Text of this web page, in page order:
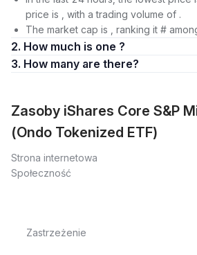
price is , with a trading volume of .
The market cap is , ranking it #
2. How much is one ?
3. How many are there?
Zasoby iShares Core S&P
(Ondo Tokenized ETF)
Strona internetowa
Społeczność
Zastrzeżenie